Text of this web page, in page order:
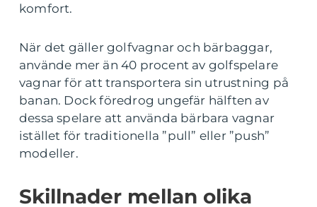
komfort.
När det gäller golfvagnar och bärbaggar,
använde mer än 40 procent av golfspelare
vagnar för att transportera sin utrustning på
banan. Dock föredrog ungefär hälften av
dessa spelare att använda bärbara vagnar
istället för traditionella ”pull” eller ”push”
modeller.
Skillnader mellan olika